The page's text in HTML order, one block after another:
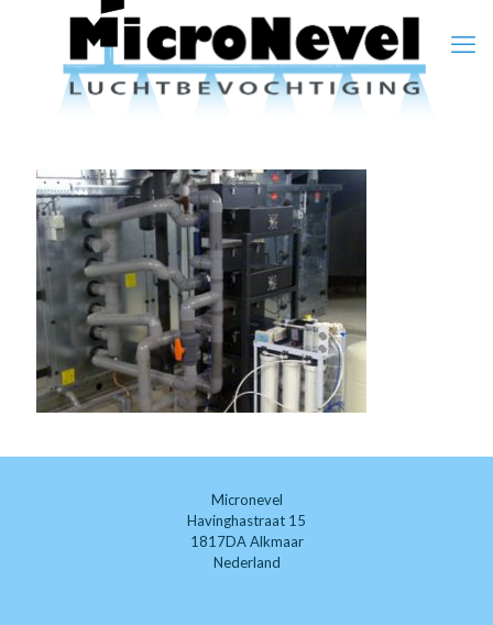
Micronevel
Havinghastraat 15
1817DA Alkmaar
Nederland